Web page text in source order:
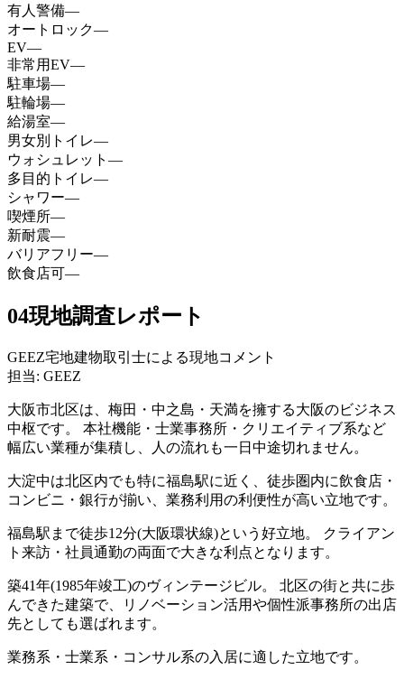
有人警備—
オートロック—
EV—
非常用EV—
駐車場—
駐輪場—
給湯室—
男女別トイレ—
ウォシュレット —
多目的トイレ—
シャワー—
喫煙所—
新耐震—
バリアフリー—
飲食店可—
04現地調査レポート
GEEZ宅地建物取引士による現地コメント
担当: GEEZ
大阪市北区は、梅田・中之島・天満を擁する大阪のビジネス
中枢です。 本社機能・士業事務所・クリエイティブ系など
幅広い業種が集積し、人の流れも一日中途切れません。
大淀中は北区内でも特に福島駅に近く、徒歩圏内に飲食店・
コンビニ・銀行が揃い、業務利用の利便性が高い立地です。
福島駅まで徒歩12分(大阪環状線)という好立地。 クライアン
ト来訪・社員通勤の両面で大きな利点となります。
築41年(1985年竣工)のヴィンテージビル。 北区の街と共に歩
んできた建築で、リノベーション活用や個性派事務所の出店
先としても選ばれます。
業務系・士業系・コンサル系の入居に適した立地です。